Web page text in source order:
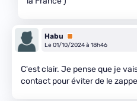
Habu
Premium
Le 01/10/2024 à 18h46
C'est clair. Je pense que je
contact pour éviter de le